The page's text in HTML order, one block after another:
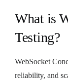
What is
Testing?
WebSocket
reliability, and